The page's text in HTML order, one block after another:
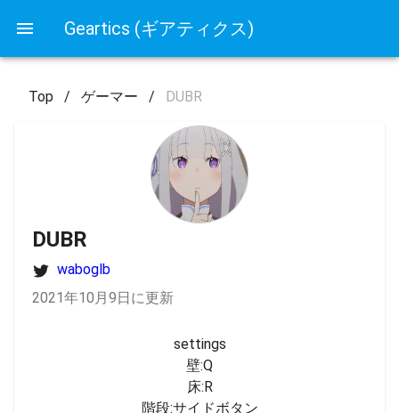
Geartics (ギアティクス)
Top / ゲーマー / DUBR
DUBR
waboglb
2021年10月9日に更新
settings
壁:Q
床:R
階段:サイドボタン